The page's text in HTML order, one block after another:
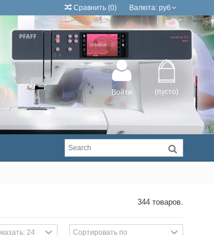
Валюта: руб
Сравнить (0)
(пусто)
Войти
344 товаров.